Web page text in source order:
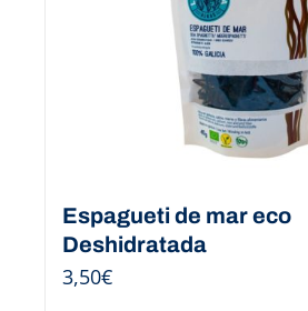
Espagueti de mar eco
Deshidratada
3,50€